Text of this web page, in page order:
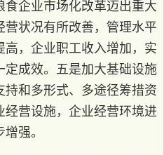
企业市场化改革迈出重大
状况有所改善，管理水平
，企业职工收入增加，实
成效。五是加大基础设施
和多形式、多途径筹措资
营设施，企业经营环境进
强。